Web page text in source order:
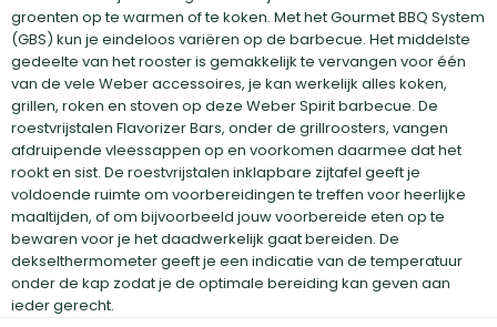
groenten op te warmen of te koken. Met het Gourmet BBQ System
(GBS) kun je eindeloos variëren op de barbecue. Het middelste
gedeelte van het rooster is gemakkelijk te vervangen voor één
van de vele Weber accessoires, je kan werkelijk alles koken,
grillen, roken en stoven op deze Weber Spirit barbecue. De
roestvrijstalen Flavorizer Bars, onder de grillroosters, vangen
afdruipende vleessappen op en voorkomen daarmee dat het
rookt en sist. De roestvrijstalen inklapbare zijtafel geeft je
voldoende ruimte om voorbereidingen te treffen voor heerlijke
maaltijden, of om bijvoorbeeld jouw voorbereide eten op te
bewaren voor je het daadwerkelijk gaat bereiden. De
dekselthermometer geeft je een indicatie van de temperatuur
onder de kap zodat je de optimale bereiding kan geven aan
ieder gerecht.